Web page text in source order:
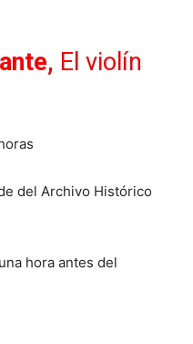
El violín
del Archivo Histórico
hora antes del